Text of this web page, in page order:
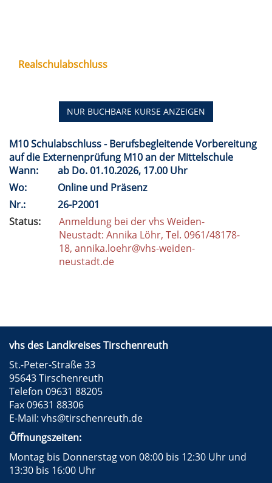
Realschulabschluss
NUR BUCHBARE KURSE ANZEIGEN
M10 Schulabschluss - Berufsbegleitende Vorbereitung
auf die Externenprüfung M10 an der Mittelschule
Wann:
ab Do.01.10.2026, 17.00 Uhr
Wo:
Online und Präsenz
Nr.:
26-P2001
Status:
Anmeldung bei der vhs Weiden-
Neustadt: Annika Löhr, Tel. 0961/48178-
18, annika.loehr@vhs-weiden-
neustadt.de
vhs des Landkreises Tirschenreuth
St.-Peter-Straße 33
95643 Tirschenreuth
Telefon 09631 88205
Fax 09631 88306
E-Mail: vhs@tirschenreuth.de
Öffnungszeiten:
Montag bis Donnerstag von 08:00 bis 12:30 Uhr und
13:30 bis 16:00 Uhr